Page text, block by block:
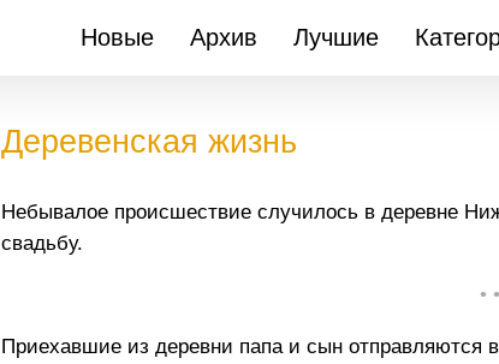
Новые Архив Лучшие
Деревенская жизнь
Небывалое происшествие случилось в деревне
свадьбу.
•
Приехавшие из деревни папа и сын отправляются